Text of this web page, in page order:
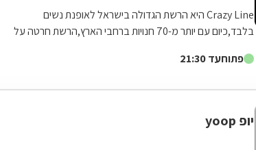
Crazy Line היא הרשת הגדולה בישראל לאופנת נשים
בלבד,כיום עם יותר מ-70 חנויות ברחבי הארץ,הרשת חרטה על
פתוחעד 21:30
יופ yoop